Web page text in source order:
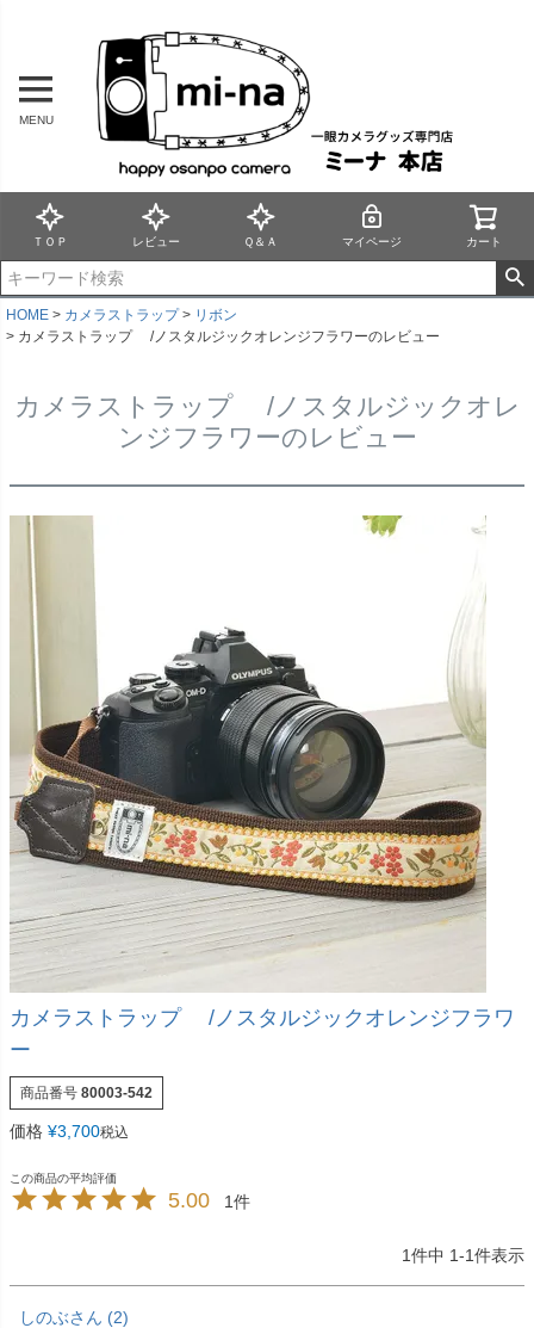
MENU
ＴＯＰ レビュー Ｑ＆Ａ マイページ カート
HOME カメラストラップ
リボン
カメラストラップ /ノスタルジックオレンジフラワーのレビュー
カメラストラップ /ノスタルジックオレ
ンジフラワーのレビュー
カメラストラップ /ノスタルジックオレンジフラワ
ー
商品番号 80003-542
価格 ¥3,700税込
5.00 1
1件中 1-1件表示
しのぶ 2